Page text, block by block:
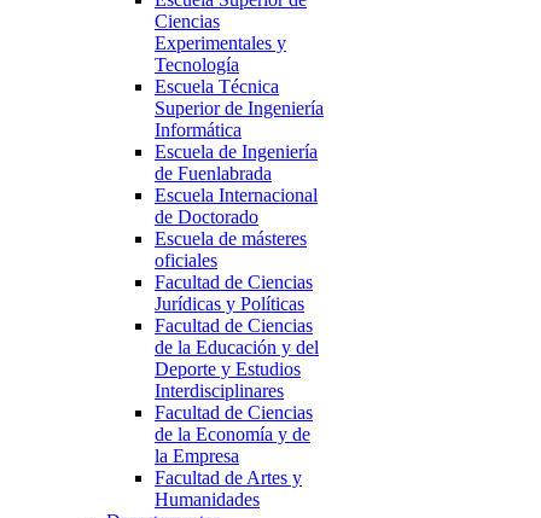
Ciencias
Experimentales y
Tecnología
Escuela Técnica
Superior de Ingeniería
Informática
Escuela de Ingeniería
de Fuenlabrada
Escuela Internacional
de Doctorado
Escuela de másteres
oficiales
Facultad de Ciencias
Jurídicas y Políticas
Facultad de Ciencias
de la Educación y del
Deporte y Estudios
Interdisciplinares
Facultad de Ciencias
de la Economía y de
la Empresa
Facultad de Artes y
Humanidades